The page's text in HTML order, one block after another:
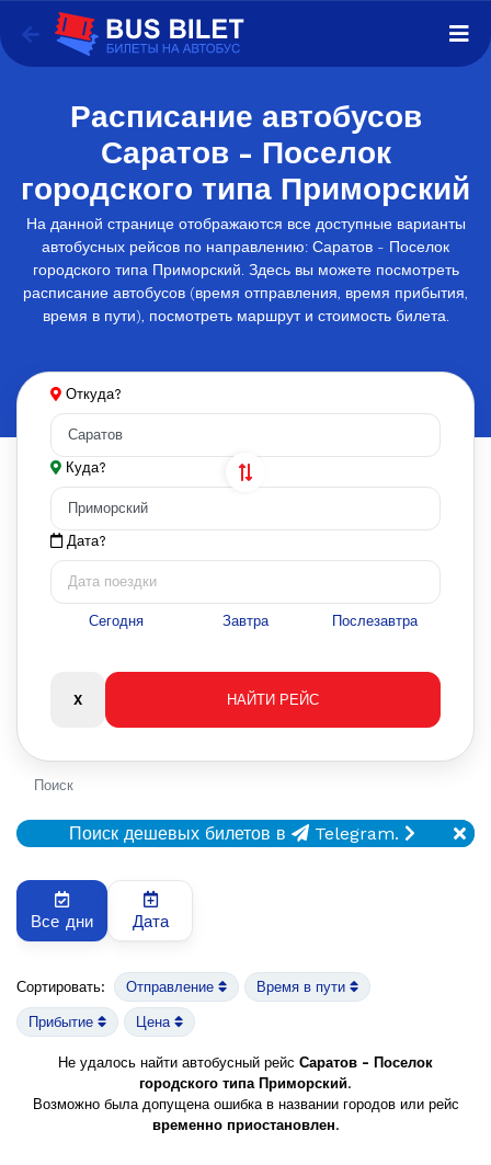
Расписание автобусов
Саратов - Поселок
городского типа Приморский
На данной странице отображаются все доступные варианты
автобусных рейсов по направлению: Саратов - Поселок
городского типа Приморский. Здесь вы можете посмотреть
расписание автобусов (время отправления, время прибытия,
время в пути), посмотреть маршрут и стоимость билета.
Откуда?
Куда?
Дата?
Сегодня Завтра Послезавтра
Поиск
Поиск дешевых билетов в Telegram.
Все дни Дата
Сортировать: Отправление Время в пути
Прибытие Цена
Не удалось найти автобусный рейс Саратов - Поселок
городского типа Приморский.
Возможно была допущена ошибка в названии городов или рейс
временно приостановлен.